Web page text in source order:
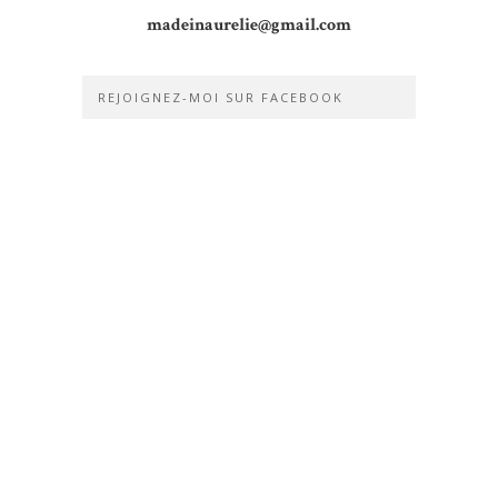
madeinaurelie@gmail.com
REJOIGNEZ-MOI SUR FACEBOOK